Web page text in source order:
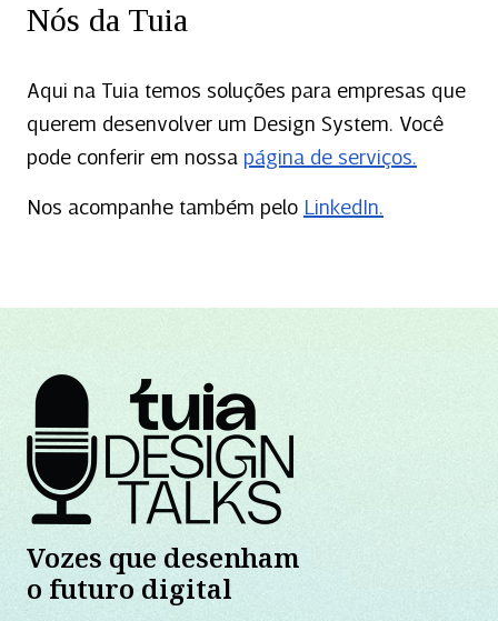
Nós da Tuia
Aqui na Tuia temos soluções para empresas que
querem desenvolver um Design System. Você
pode conferir em nossa página de serviços.
Nos acompanhe também pelo LinkedIn.
Vozes que desenham
o futuro digital